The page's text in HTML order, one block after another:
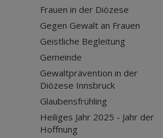
Frauen in der Diözese
Gegen Gewalt an Frauen
Geistliche Begleitung
Gemeinde
Gewaltprävention in der
Diözese Innsbruck
Glaubensfrühling
Heiliges Jahr 2025 - Jahr der
Hoffnung